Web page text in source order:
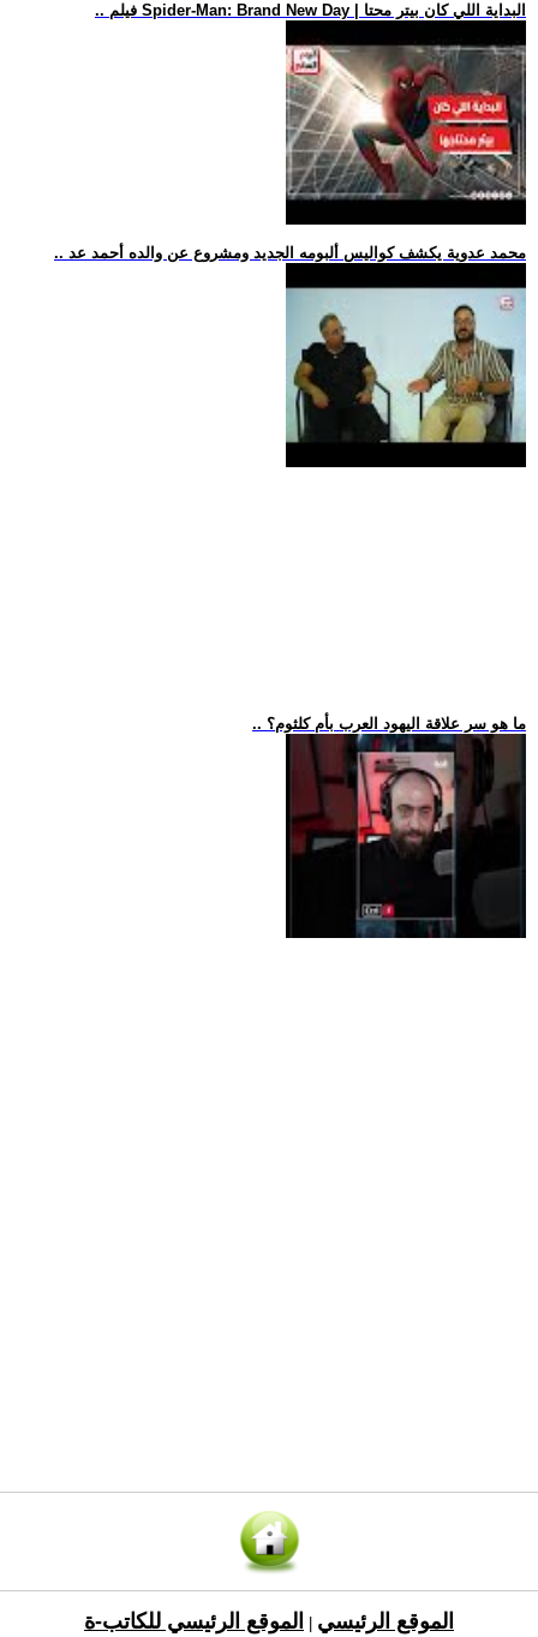
.. فيلم Spider-Man: Brand New Day | البداية اللي كان بيتر محتا
.. محمد عدوية يكشف كواليس ألبومه الجديد ومشروع عن والده أحمد عد
.. ما هو سر علاقة اليهود العرب بأم كلثوم؟
الموقع الرئيسي الموقع الرئيسي للكاتب-ة